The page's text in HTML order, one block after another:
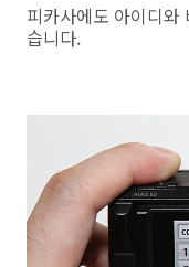
피카사에도 아이디와
습니다.